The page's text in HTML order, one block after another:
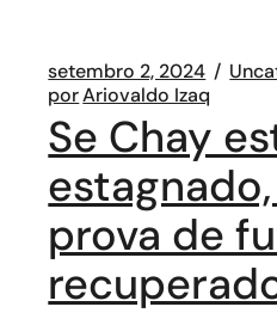
setembro 2, 2024
porAriovaldo Izaq
Se Chay
prova de